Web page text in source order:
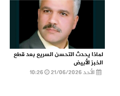
لماذا يحدث التحسن السريع بعد قطع
الخبز الأبيض
الأحد 21/06/2026